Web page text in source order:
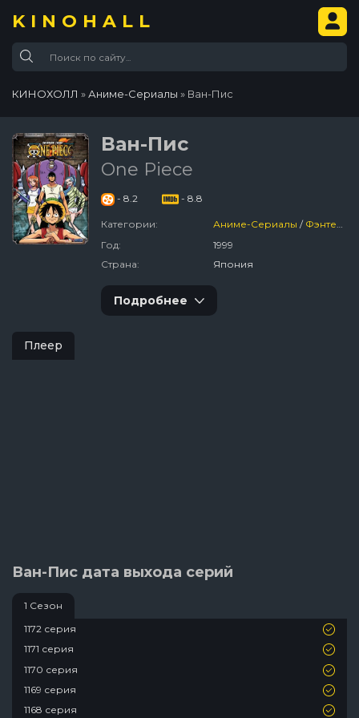
KINOHALL
КИНОХОЛЛ »Аниме-Сериалы » Ван-Пис
Ван-Пис
One Piece
- 8.2 - 8.8
Категории: Аниме-Сериалы / Фэнтези
Год:
1999
Страна:
Япония
Подробнее
Плеер
Ван-Пис дата выхода серий
1 Сезон
1172 серия
1171 серия
1170 серия
1169 серия
1168 серия